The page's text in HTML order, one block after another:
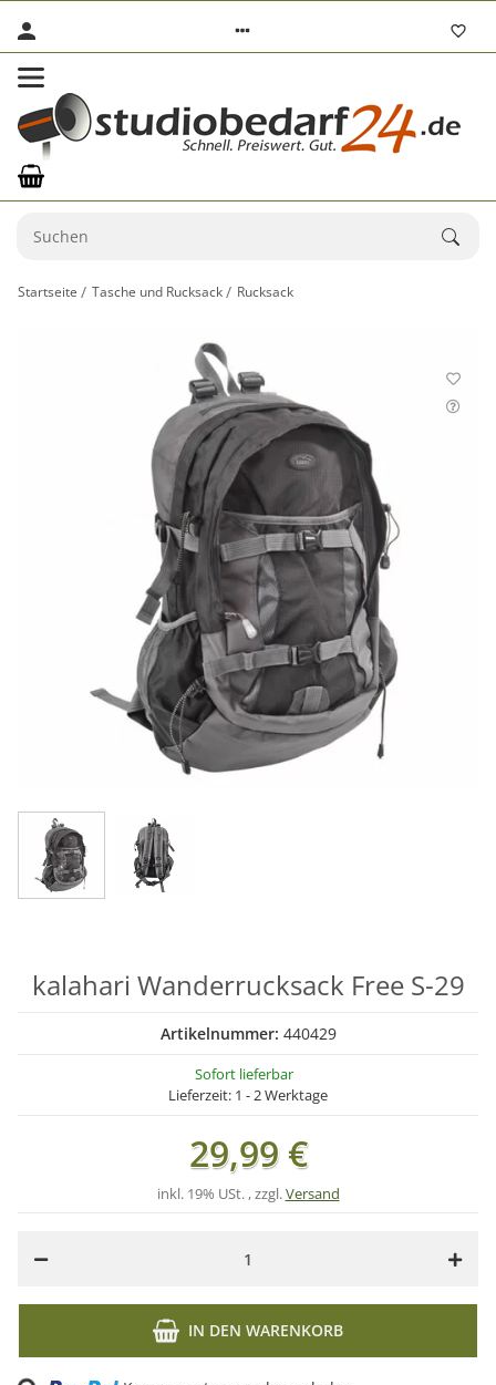
Startseite Tasche und Rucksack Rucksack
kalahari Wanderrucksack Free S-29
Artikelnummer: 440429
Sofort lieferbar
Lieferzeit: 1 - 2 Werktage
29,99 €
inkl. 19% USt. , zzgl.Versand
IN DEN WARENKORB